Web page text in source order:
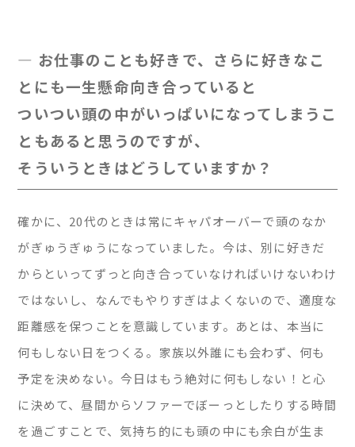
— お仕事のことも好きで、さらに好きなこ
とにも一生懸命向き合っていると
ついつい頭の中がいっぱいになってしまうこ
ともあると思うのですが、
そういうときはどうしていますか？
確かに、20代のときは常にキャパオーバーで頭のなか
がぎゅうぎゅうになっていました。今は、別に好きだ
からといってずっと向き合っていなければいけないわけ
ではないし、なんでもやりすぎはよくないので、適度な
距離感を保つことを意識しています。あとは、本当に
何もしない日をつくる。家族以外誰にも会わず、何も
予定を決めない。今日はもう絶対に何もしない！と心
に決めて、昼間からソファーでぼーっとしたりする時間
を過ごすことで、気持ち的にも頭の中にも余白が生ま